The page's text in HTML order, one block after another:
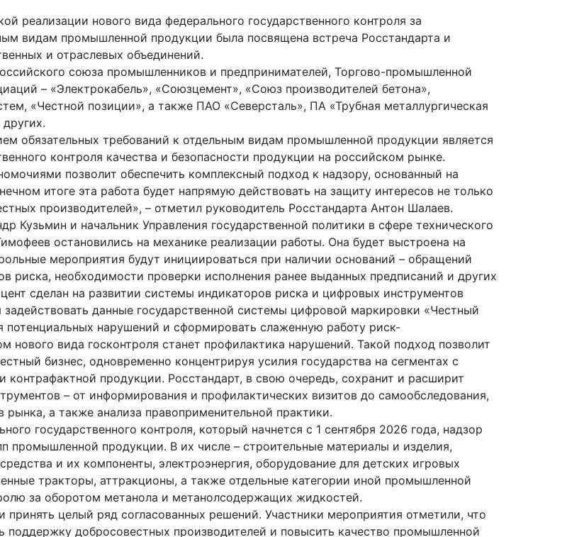
реализации нового вида федерального государственного контроля за
видам промышленной продукции была посвящена встреча Росстандарта и
и отраслевых объединений.
союза промышленников и предпринимателей, Торгово-промышленной
– «Электрокабель», «Союзцемент», «Союз производителей бетона»,
«Честной позиции», а также ПАО «Северсталь», ПА «Трубная металлургическая
обязательных требований к отдельным видам промышленной продукции является
контроля качества и безопасности продукции на российском рынке.
позволит обеспечить комплексный подход к надзору, основанный на
итоге эта работа будет напрямую действовать на защиту интересов не только
производителей», – отметил руководитель Росстандарта Антон Шалаев.
Кузьмин и начальник Управления государственной политики в сфере технического
остановились на механике реализации работы. Она будет выстроена на
мероприятия будут инициироваться при наличии оснований – обращений
риска, необходимости проверки исполнения ранее выданных предписаний и других
сделан на развитии системы индикаторов риска и цифровых инструментов
данные государственной системы цифровой маркировки «Честный
потенциальных нарушений и сформировать слаженную работу риск-
вида госконтроля станет профилактика нарушений. Такой подход позволит
бизнес, одновременно концентрируя усилия государства на сегментах с
продукции. Росстандарт, в свою очередь, сохранит и расширит
– от информирования и профилактических визитов до самообследования,
а также анализа правоприменительной практики.
государственного контроля, который начнется с 1 сентября 2026 года, надзор
промышленной продукции. В их числе – строительные материалы и изделия,
и их компоненты, электроэнергия, оборудование для детских игровых
тракторы, аттракционы, а также отдельные категории иной промышленной
за оборотом метанола и метанолсодержащих жидкостей.
принять целый ряд согласованных решений. Участники мероприятия отметили, что
поддержку добросовестных производителей и повысить качество промышленной